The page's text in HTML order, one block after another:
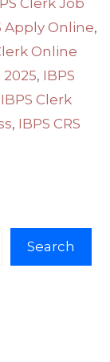
Clerk Job
Apply Online,
Online
, IBPS
IBPS Clerk
, IBPS CRS
Search